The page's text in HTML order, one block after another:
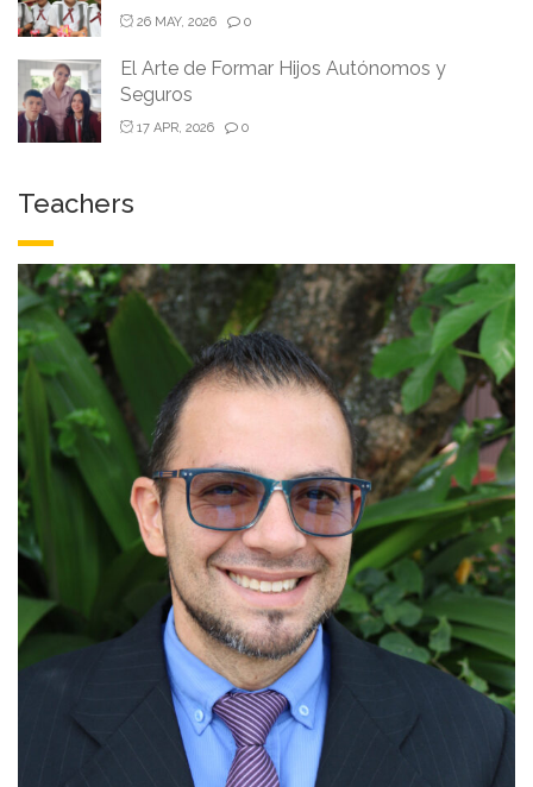
26 MAY, 2026 0
El Arte de Formar Hijos Autónomos y
Seguros
17 APR, 2026 0
Teachers